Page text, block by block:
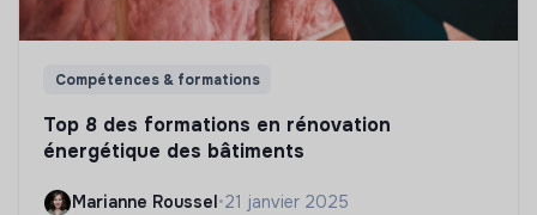
Compétences & formations
Top 8 des formations en rénovation
énergétique des bâtiments
Marianne Roussel•21 janvier 2025